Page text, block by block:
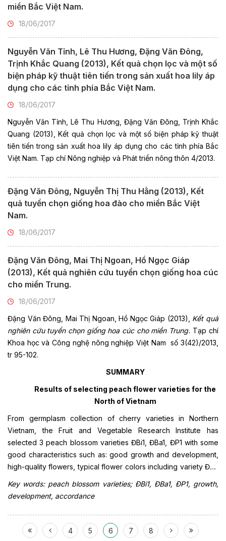
miền Bắc Việt Nam.
18/06/2017
Nguyễn Văn Tỉnh, Lê Thu Hương, Đặng Văn Đông,
Trịnh Khắc Quang (2013), Kết quả chọn lọc và một số
biện pháp kỹ thuật tiên tiến trong sản xuất hoa lily áp
dụng cho các tỉnh phía Bắc Việt Nam.
18/06/2017
Nguyễn Văn Tỉnh, Lê Thu Hương, Đặng Văn Đông, Trịnh Khắc
Quang (2013), Kết quả chọn lọc và một số biện pháp kỹ thuật
tiên tiến trong sản xuất hoa lily áp dụng cho các tỉnh phía Bắc
Việt Nam. Tạp chí Nông nghiệp và Phát triển nông thôn 4/2013.
Đặng Văn Đông, Nguyễn Thị Thu Hằng (2013), Kết
quả tuyển chọn giống hoa đào cho miền Bắc Việt
Nam.
18/06/2017
Đặng Văn Đông, Mai Thị Ngoan, Hồ Ngọc Giáp
(2013), Kết quả nghiên cứu tuyển chọn giống hoa cúc
cho miền Trung.
18/06/2017
Đặng Văn Đông, Mai Thị Ngoan, Hồ Ngọc Giáp (2013), Kết quả
nghiên cứu tuyển chọn giống hoa cúc cho miền Trung. Tạp chí
Khoa học và Công nghệ nông nghiệp Việt Nam số 3(42)/2013,
tr 95-102.
SUMMARY
Results of selecting peach flower varieties for the
North of Vietnam
From germplasm collection of cherry varieties in Northern
Vietnam, the Fruit and Vegetable Research Institute has
selected 3 peach blossom varieties ĐBi1, ĐBa1, ĐP1 with some
good characteristics such as: good growth and development,
high-quality flowers, typical flower colors including variety ĐBi1
ĐBa1 with white flowers which are all preferred by consumers,
in accordance with the ecological conditions of some localities.
Key words: peach blossom varieties; ĐBi1, ĐBa1, ĐP1, growth,
development, accordance
4 5 6 7 8